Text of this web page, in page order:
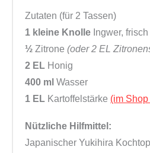
Zutaten (für 2 Tassen)
1 kleine Knolle Ingwer, frisch
½ Zitrone (oder 2 EL
2 EL Honig
400 ml Wasser
1 EL Kartoffelstärke (im
Nützliche Hilfmittel:
Japanischer Yukihira